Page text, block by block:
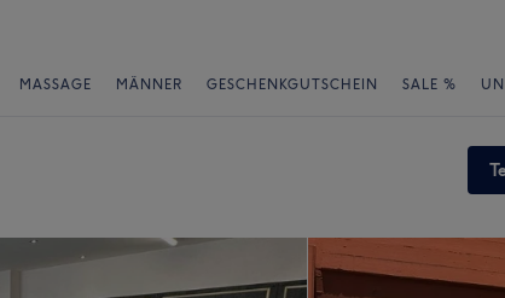
MASSAGE MÄNNER GESCHENKGUTSCHEIN SALE %